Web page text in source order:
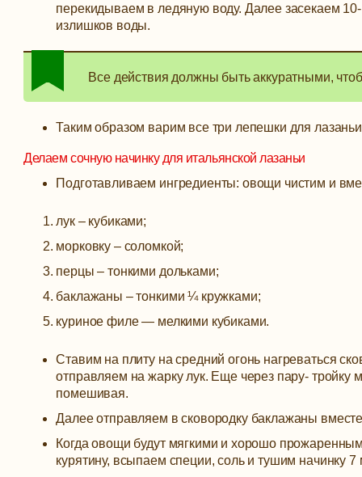
перекидываем в ледяную воду. Далее засекаем
излишков воды.
Все действия должны быть аккуратными,
Таким образом варим все три лепешки для
Делаем сочную начинку для итальянской лазаньи
Подготавливаем ингредиенты: овощи чистим и
лук – кубиками;
морковку – соломкой;
перцы – тонкими дольками;
баклажаны – тонкими ¼ кружками;
куриное филе — мелкими кубиками.
Ставим на плиту на средний огонь нагреваться
отправляем на жарку лук. Еще через пару-
помешивая.
Далее отправляем в сковородку баклажаны
Когда овощи будут мягкими и хорошо
курятину, всыпаем специи, соль и тушим начинку